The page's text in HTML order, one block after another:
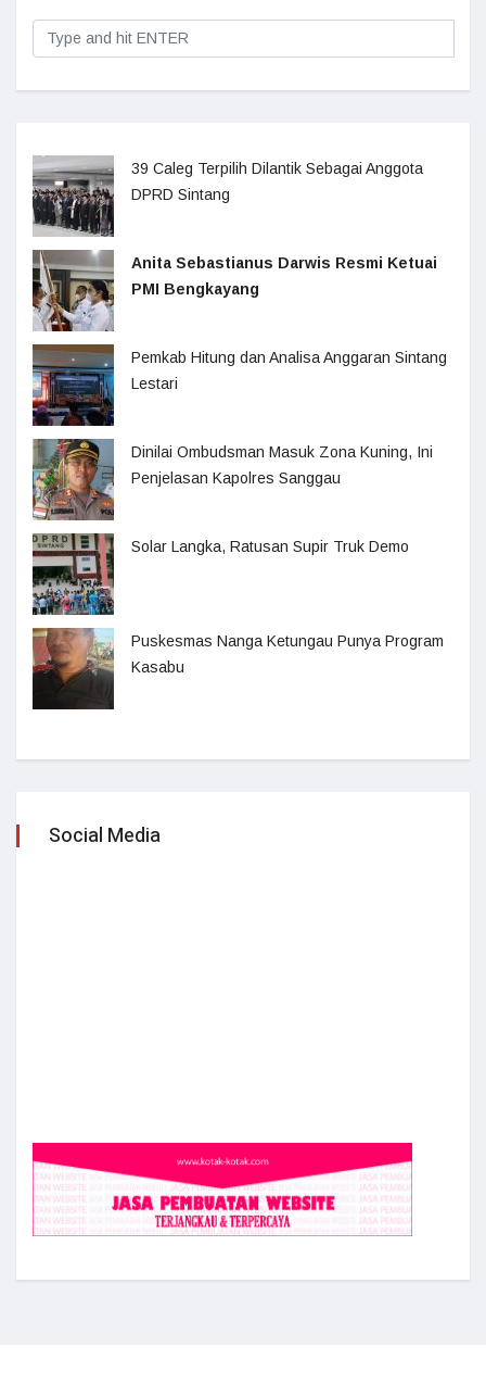
39 Caleg Terpilih Dilantik Sebagai Anggota
DPRD Sintang
Anita Sebastianus Darwis Resmi Ketuai
PMI Bengkayang
Pemkab Hitung dan Analisa Anggaran Sintang
Lestari
Dinilai Ombudsman Masuk Zona Kuning, Ini
Penjelasan Kapolres Sanggau
Solar Langka, Ratusan Supir Truk Demo
Puskesmas Nanga Ketungau Punya Program
Kasabu
Social Media